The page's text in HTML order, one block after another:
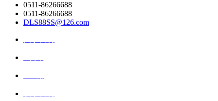
0511-86266688
0511-86266688
DLS88SS@126.com